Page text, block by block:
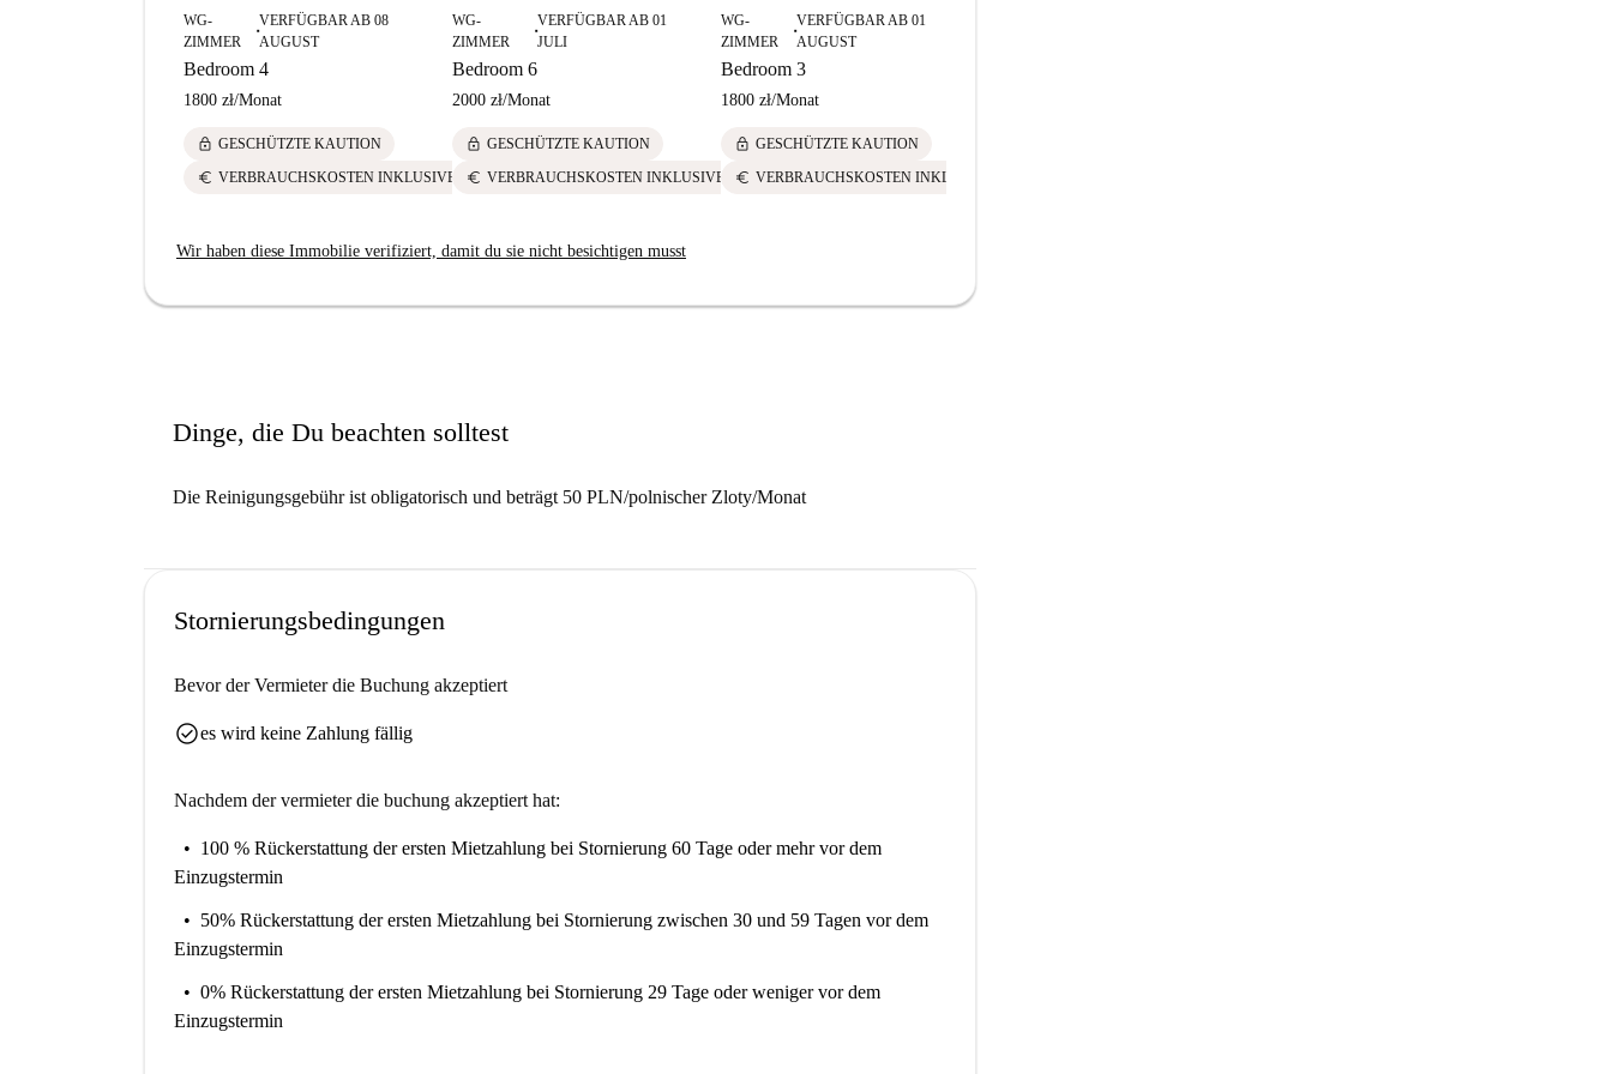
WG-
ZIMMER
■
VERFÜGBAR AB 08
AUGUST
Bedroom 4
1800 zł/Monat
lock GESCHÜTZTE KAUTION
euro VERBRAUCHSKOSTEN INKLUSIVE
WG-
ZIMMER
■
VERFÜGBAR AB 01
JULI
Bedroom 6
2000 zł/Monat
lock GESCHÜTZTE KAUTION
euro VERBRAUCHSKOSTEN INKLUSIVE
WG-
ZIMMER
■
VERFÜGBAR AB 01
AUGUST
Bedroom 3
1800 zł/Monat
lock GESCHÜTZTE KAUTION
euro VERBRAUCHSKOSTEN INKLUSIVE
Wir haben diese Immobilie verifiziert, damit du sie nicht besichtigen musst
Dinge, die Du beachten solltest
Die Reinigungsgebühr ist obligatorisch und beträgt 50 PLN/polnischer Zloty/Monat
Stornierungsbedingungen
Bevor der Vermieter die Buchung akzeptiert
check_circlees wird keine Zahlung fällig
Nachdem der vermieter die buchung akzeptiert hat:
100 % Rückerstattung der ersten Mietzahlung bei Stornierung 60 Tage oder mehr vor dem
Einzugstermin
50% Rückerstattung der ersten Mietzahlung bei Stornierung zwischen 30 und 59 Tagen vor dem
Einzugstermin
0% Rückerstattung der ersten Mietzahlung bei Stornierung 29 Tage oder weniger vor dem
Einzugstermin